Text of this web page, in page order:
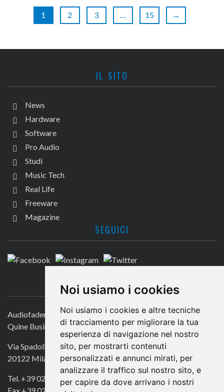
Noi usiamo i cookies
Noi usiamo i cookies e altre tecniche
di tracciamento per migliorare la tua
esperienza di navigazione nel nostro
sito, per mostrarti contenuti
personalizzati e annunci mirati, per
analizzare il traffico sul nostro sito, e
per capire da dove arrivano i nostri
1 2 3 15 →
IL SITO
News
Hardware
Software
Pro Audio
Studi
Music Tech
Real Life
Freeware
Magazine
SEGUICI
CONTATTACI
Audiofader.com
Quine Business Publisher
Via Spadolini 7
20122 Milano
Tel. +39 02 49756990
Fax +39 02 72016740